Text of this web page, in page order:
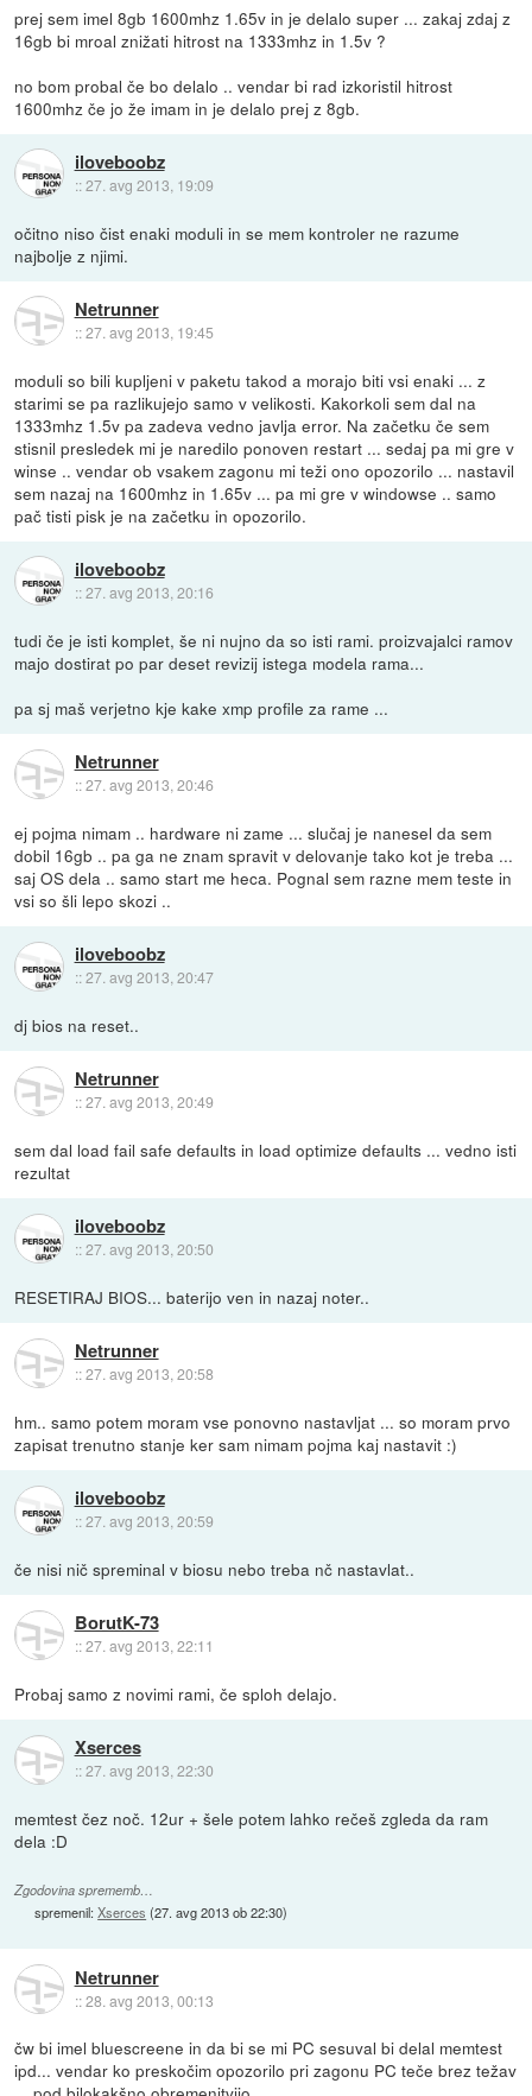
prej sem imel 8gb 1600mhz 1.65v in je delalo super ... zakaj zdaj z
16gb bi mroal znižati hitrost na 1333mhz in 1.5v ?
no bom probal če bo delalo .. vendar bi rad izkoristil hitrost
1600mhz če jo že imam in je delalo prej z 8gb.
iloveboobz
::27. avg 2013, 19:09
očitno niso čist enaki moduli in se mem kontroler ne razume
najbolje z njimi.
Netrunner
::27. avg 2013, 19:45
moduli so bili kupljeni v paketu takod a morajo biti vsi enaki ... z
starimi se pa razlikujejo samo v velikosti. Kakorkoli sem dal na
1333mhz 1.5v pa zadeva vedno javlja error. Na začetku če sem
stisnil presledek mi je naredilo ponoven restart ... sedaj pa mi gre v
winse .. vendar ob vsakem zagonu mi teži ono opozorilo ... nastavil
sem nazaj na 1600mhz in 1.65v ... pa mi gre v windowse .. samo
pač tisti pisk je na začetku in opozorilo.
iloveboobz
::27. avg 2013, 20:16
tudi če je isti komplet, še ni nujno da so isti rami. proizvajalci ramov
majo dostirat po par deset revizij istega modela rama...
pa sj maš verjetno kje kake xmp profile za rame ...
Netrunner
::27. avg 2013, 20:46
ej pojma nimam .. hardware ni zame ... slučaj je nanesel da sem
dobil 16gb .. pa ga ne znam spravit v delovanje tako kot je treba ...
saj OS dela .. samo start me heca. Pognal sem razne mem teste in
vsi so šli lepo skozi ..
iloveboobz
::27. avg 2013, 20:47
dj bios na reset..
Netrunner
::27. avg 2013, 20:49
sem dal load fail safe defaults in load optimize defaults ... vedno isti
rezultat
iloveboobz
::27. avg 2013, 20:50
RESETIRAJ BIOS... baterijo ven in nazaj noter..
Netrunner
::27. avg 2013, 20:58
hm.. samo potem moram vse ponovno nastavljat ... so moram prvo
zapisat trenutno stanje ker sam nimam pojma kaj nastavit :)
iloveboobz
::27. avg 2013, 20:59
če nisi nič spreminal v biosu nebo treba nč nastavlat..
BorutK-73
::27. avg 2013, 22:11
Probaj samo z novimi rami, če sploh delajo.
Xserces
::27. avg 2013, 22:30
memtest čez noč. 12ur + šele potem lahko rečeš zgleda da ram
dela :D
Zgodovina sprememb…
spremenil:Xserces (27. avg 2013 ob 22:30)
Netrunner
::28. avg 2013, 00:13
čw bi imel bluescreene in da bi se mi PC sesuval bi delal memtest
ipd... vendar ko preskočim opozorilo pri zagonu PC teče brez težav